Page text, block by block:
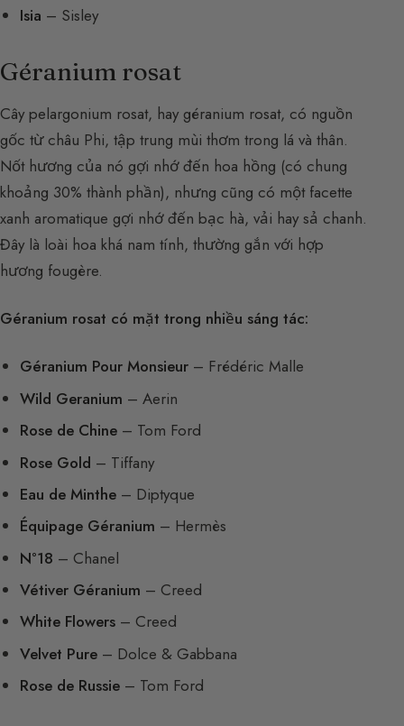
Isia – Sisley
Géranium rosat
Cây pelargonium rosat, hay géranium rosat, có nguồn
gốc từ châu Phi, tập trung mùi thơm trong lá và thân.
Nốt hương của nó gợi nhớ đến hoa hồng (có chung
khoảng 30% thành phần), nhưng cũng có một facette
xanh aromatique gợi nhớ đến bạc hà, vải hay sả chanh.
Đây là loài hoa khá nam tính, thường gắn với hợp
hương fougère.
Géranium rosat có mặt trong nhiều sáng tác:
Géranium Pour Monsieur – Frédéric Malle
Wild Geranium – Aerin
Rose de Chine – Tom Ford
Rose Gold – Tiffany
Eau de Minthe – Diptyque
Équipage Géranium – Hermès
N°18 – Chanel
Vétiver Géranium – Creed
White Flowers – Creed
Velvet Pure – Dolce & Gabbana
Rose de Russie – Tom Ford